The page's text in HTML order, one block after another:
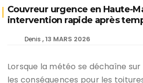
Couvreur urgence en Haute-
intervention rapide après
Denis 13 MARS 2026
Lorsque la météo se déchaîne sur
les conséquences pour les